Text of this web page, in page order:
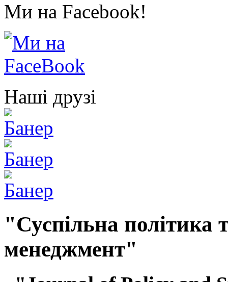
Ми на Facebook!
Наші друзі
"Суспільна політика
менеджмент"